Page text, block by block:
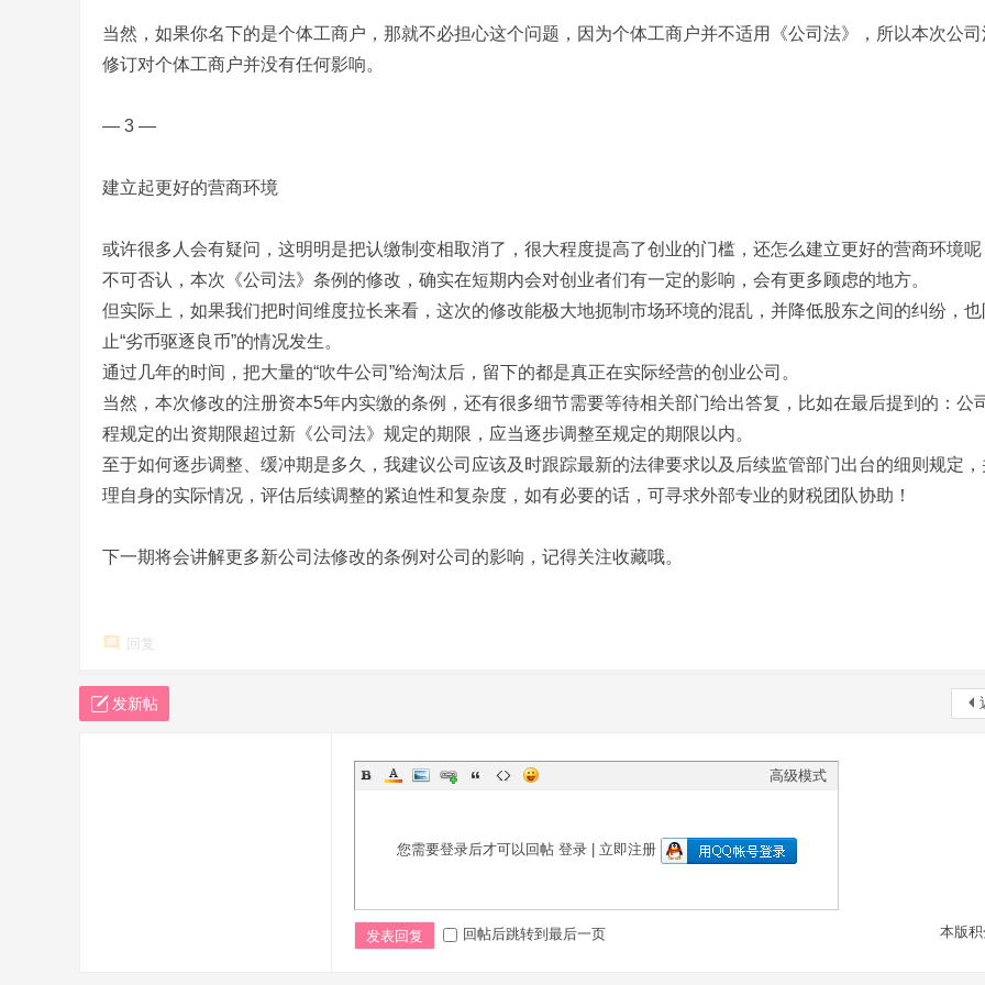
当然，如果你名下的是个体工商户，那就不必担心这个问题，因为个体工商户并不适用《公司法》，所以本次公司
修订对个体工商户并没有任何影响。
— 3 —
建立起更好的营商环境
或许很多人会有疑问，这明明是把认缴制变相取消了，很大程度提高了创业的门槛，还怎么建立更好的营商环境呢
不可否认，本次《公司法》条例的修改，确实在短期内会对创业者们有一定的影响，会有更多顾虑的地方。
但实际上，如果我们把时间维度拉长来看，这次的修改能极大地扼制市场环境的混乱，并降低股东之间的纠纷，也
止“劣币驱逐良币”的情况发生。
通过几年的时间，把大量的“吹牛公司”给淘汰后，留下的都是真正在实际经营的创业公司。
当然，本次修改的注册资本5年内实缴的条例，还有很多细节需要等待相关部门给出答复，比如在最后提到的：公
程规定的出资期限超过新《公司法》规定的期限，应当逐步调整至规定的期限以内。
至于如何逐步调整、缓冲期是多久，我建议公司应该及时跟踪最新的法律要求以及后续监管部门出台的细则规定
理自身的实际情况，评估后续调整的紧迫性和复杂度，如有必要的话，可寻求外部专业的财税团队协助！
下一期将会讲解更多新公司法修改的条例对公司的影响，记得关注收藏哦。
回复
发新帖
高级模式
您需要登录后才可以回帖 登录| 立即注册
本版积
发表回复 回帖后跳转到最后一页